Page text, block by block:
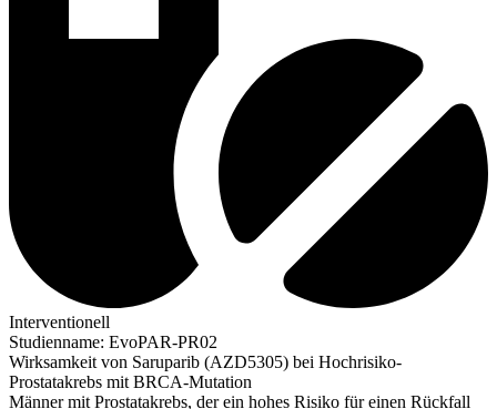
Interventionell
Studienname: EvoPAR-PR02
Wirksamkeit von Saruparib (AZD5305) bei Hochrisiko-
Prostatakrebs mit BRCA-Mutation
Männer mit Prostatakrebs, der ein hohes Risiko für einen Rückfall